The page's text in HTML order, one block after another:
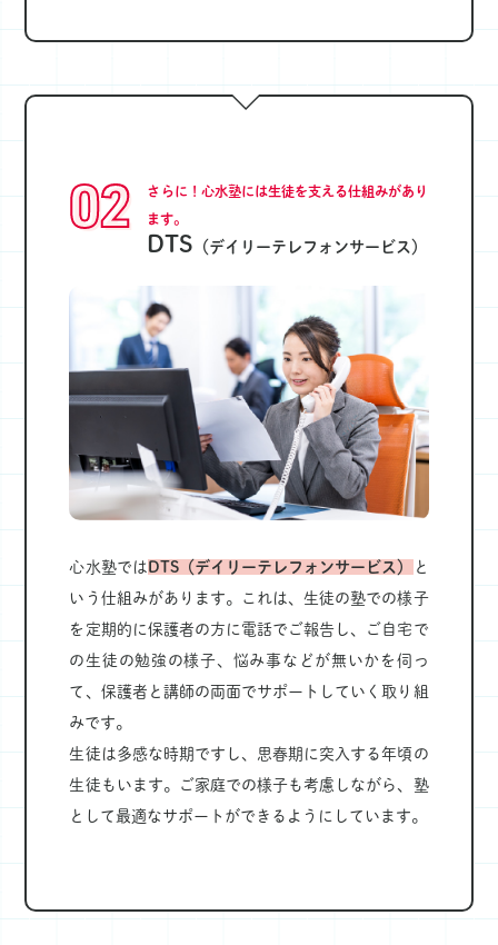
02 さらに！心水塾には生徒を支える仕組みがあり
ます。
DTS （デイリーテレフォンサービス）
心水塾では DTS（デイリーテレフォンサービス）
と
いう仕組みがあります。これは、生徒の塾での様子
を定期的に保護者の方に電話でご報告し、ご自宅で
の生徒の勉強の様子、悩み事などが無いかを伺っ
て、保護者と講師の両面でサポートしていく取り組
みです。
生徒は多感な時期ですし、思春期に突入する年頃の
生徒もいます。ご家庭での様子も考慮しながら、塾
として最適なサポートができるようにしています。